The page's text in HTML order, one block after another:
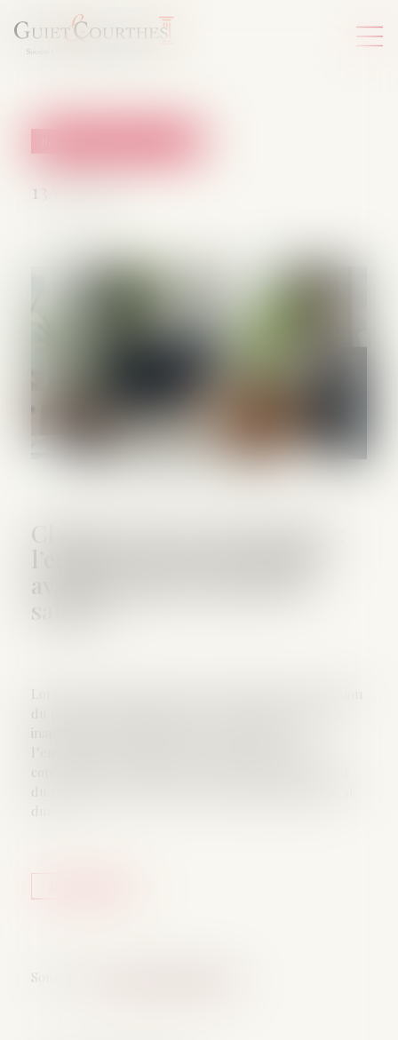
Clause de non-concurrence :
l’employeur doit se décider
salarié !
Source :
Lorsque le contrat de travail est rompu sans exécution
du préavis, notamment en cas de licenciement pour
inaptitude sans possibilité de reclassement,
concurrence au plus tard à la date du départ effectif
du salarié, faute de quoi la contrepartie financière est
due...